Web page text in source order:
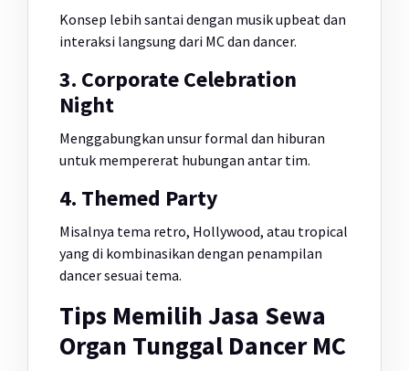
Konsep lebih santai dengan musik upbeat dan
interaksi langsung dari MC dan dancer.
3. Corporate Celebration
Night
Menggabungkan unsur formal dan hiburan
untuk mempererat hubungan antar tim.
4. Themed Party
Misalnya tema retro, Hollywood, atau tropical
yang di kombinasikan dengan penampilan
dancer sesuai tema.
Tips Memilih Jasa Sewa
Organ Tunggal Dancer MC